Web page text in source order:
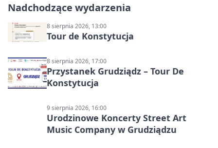
Nadchodzące wydarzenia
8 sierpnia 2026, 13:00
Tour de Konstytucja
8 sierpnia 2026, 17:00
Przystanek Grudziądz – Tour De
Konstytucja
9 sierpnia 2026, 16:00
Urodzinowe Koncerty Street Art
Music Company w Grudziądzu